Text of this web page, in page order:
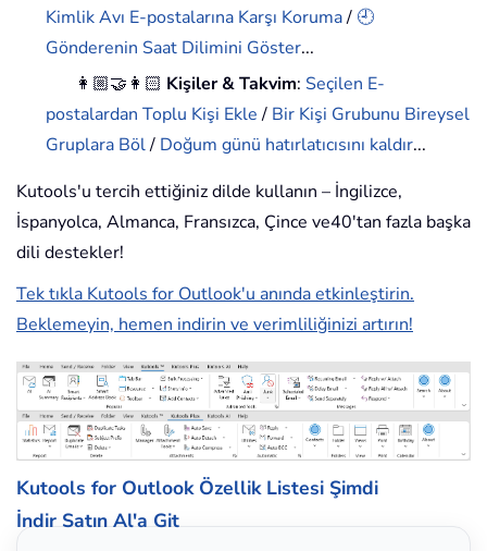
Kimlik Avı E-postalarına Karşı Koruma/ 🕘
Gönderenin Saat Dilimini Göster...
👩🏼‍🤝‍👩🏻 Kişiler & Takvim: Seçilen E-
postalardan Toplu Kişi Ekle/ Bir Kişi Grubunu Bireysel
Gruplara Böl/ Doğum günü hatırlatıcısını kaldır...
Kutools'u tercih ettiğiniz dilde kullanın – İngilizce,
İspanyolca, Almanca, Fransızca, Çince ve40'tan fazla başka
dili destekler!
Tek tıkla Kutools for Outlook'u anında etkinleştirin.
Beklemeyin, hemen indirin ve verimliliğinizi artırın!
Kutools for Outlook Özellik Listesi Şimdi
İndir Satın Al'a Git